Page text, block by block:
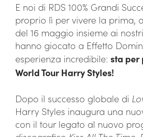
E noi di RDS 100% Grandi
proprio lì per vivere la prima,
del 16 maggio insieme ai
hanno giocato a Effetto
esperienza incredibile: sta per
World Tour Harry Styles!
Dopo il successo globale di
Harry Styles inaugura una
con il tour legato al nuovo